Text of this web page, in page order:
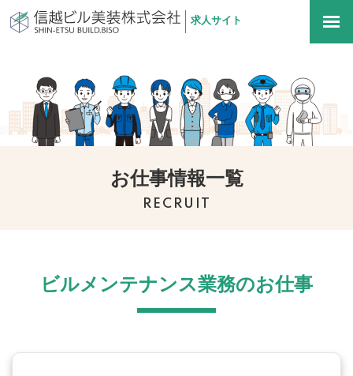
信越ビル美装株式会社
求人サイト
お仕事情報一覧
RECRUIT
ビルメンテナンス業務のお仕事